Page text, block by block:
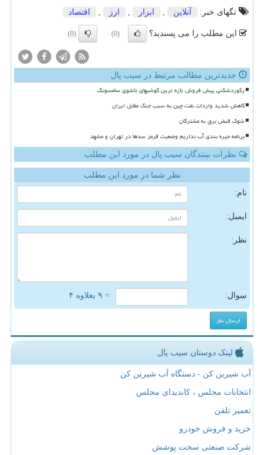
تگهای خبر:
آنلاین ابزار ارز اقتصاد
این مطلب را می پسندید؟ (0)
(0)
جدیدترین مطالب مرتبط در سیب پال
رکوردشکنی پیش فروش تازه ترین گوشیهای تاشوی سامسونگ
کاهش شدید واردات نفت چین به سبب جنگ مقابل ایران
شوک قبض برق به مشترکان
برنامه جیره بندی آب نداریم وضعیت قرمز سدها در تهران و مشهد
نظرات بینندگان سیب پال در مورد این مطلب
نظر شما در مورد این مطلب
نام:
ایمیل:
نظر:
سوال: = ۹ بعلاوه ۴
لینک دوستان سیب پال
آب شیرین کن - دستگاه آب شیرین کن
انتخابات مجلس ، کاندیدای مجلس
تعمیر تلفن
خرید و فروش خودرو
شرکت صنعتی سخت پوشش